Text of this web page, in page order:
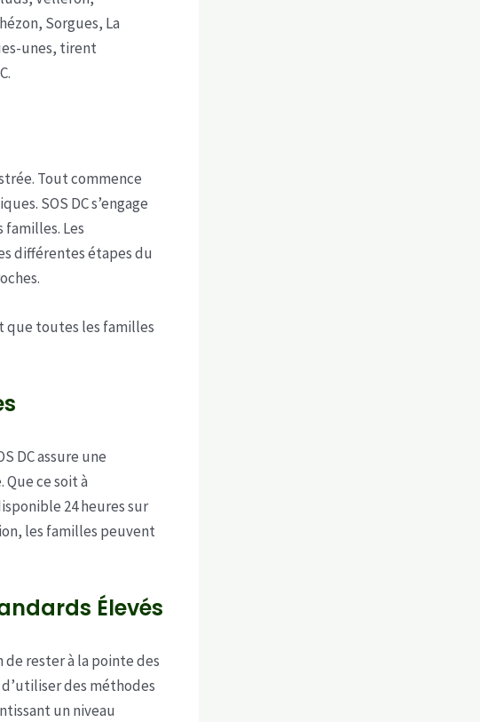
Sorgues, La
unes, tirent
Tout commence
SOS DC s’engage
Les
différentes étapes du
que toutes les familles
DC assure une
ce soit à
24 heures sur
les familles peuvent
Élevés
de rester à la pointe des
des méthodes
un niveau